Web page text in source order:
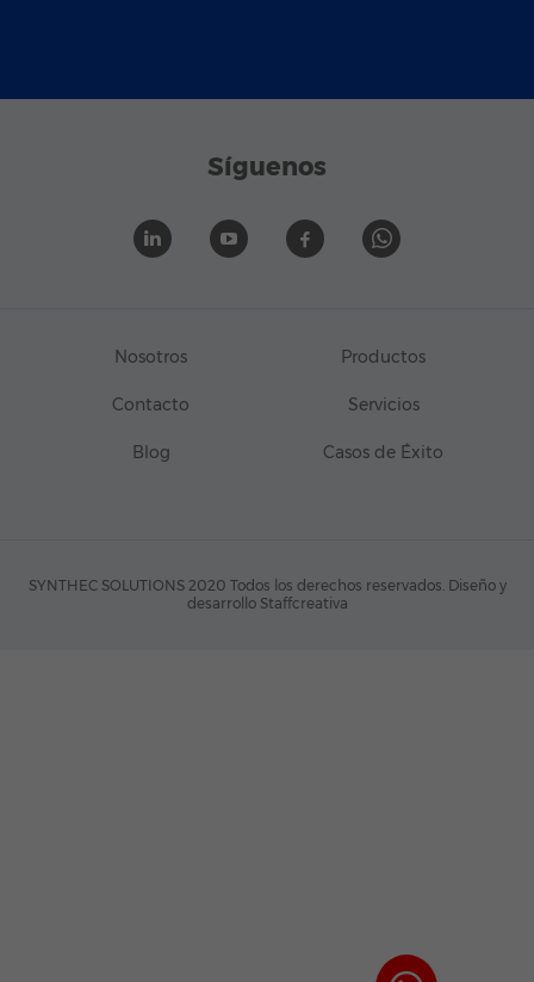
Síguenos
Nosotros Productos
Contacto Servicios
Blog Casos de Éxito
SYNTHEC SOLUTIONS 2020 Todos los derechos reservados. Diseño y
desarrollo Staffcreativa